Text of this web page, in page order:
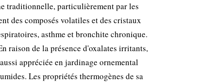
traditionnelle, particulièrement par les
des composés volatiles et des cristaux
asthme et bronchite chronique.
raison de la présence d'oxalates irritants,
appréciée en jardinage ornemental
Les propriétés thermogènes de sa